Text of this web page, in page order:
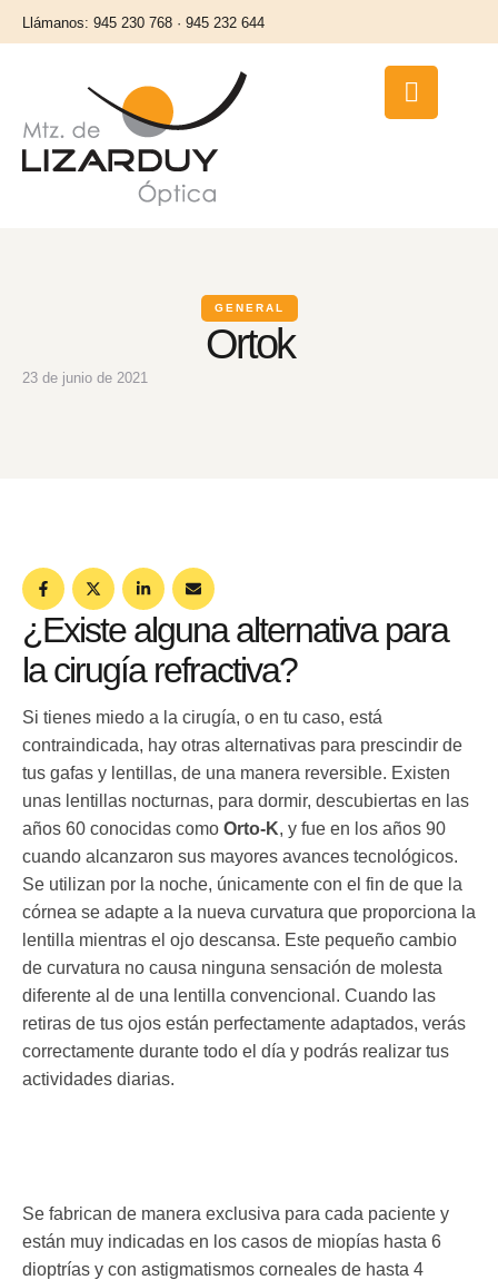
Llámanos: 945 230 768 · 945 232 644
GENERAL
Ortok
23 de junio de 2021
¿Existe alguna alternativa para
la cirugía refractiva?
Si tienes miedo a la cirugía, o en tu caso, está
contraindicada, hay otras alternativas para prescindir de
tus gafas y lentillas, de una manera reversible. Existen
unas lentillas nocturnas, para dormir, descubiertas en las
años 60 conocidas como Orto-K, y fue en los años 90
cuando alcanzaron sus mayores avances tecnológicos.
Se utilizan por la noche, únicamente con el fin de que la
córnea se adapte a la nueva curvatura que proporciona la
lentilla mientras el ojo descansa. Este pequeño cambio
de curvatura no causa ninguna sensación de molesta
diferente al de una lentilla convencional. Cuando las
retiras de tus ojos están perfectamente adaptados, verás
correctamente durante todo el día y podrás realizar tus
actividades diarias.
Se fabrican de manera exclusiva para cada paciente y
están muy indicadas en los casos de miopías hasta 6
dioptrías y con astigmatismos corneales de hasta 4